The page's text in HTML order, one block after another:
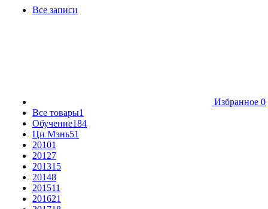
Все записи
Избранное 0
Все товары1
Обучение184
Ци Мэнь51
20101
20127
201315
20148
201511
201621